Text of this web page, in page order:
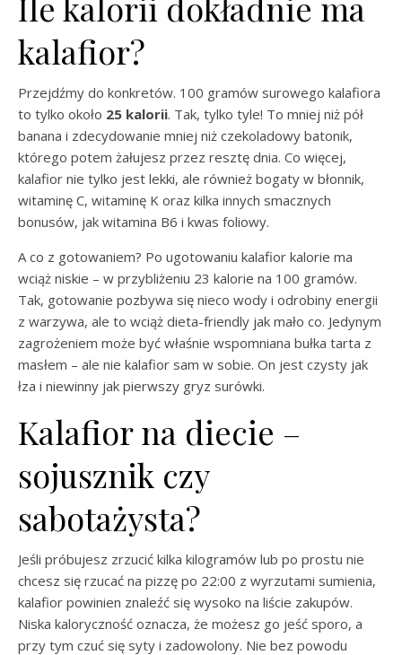
kalafior?
Przejdźmy do konkretów. 100 gramów surowego kalafiora
to tylko około 25 kalorii. Tak, tylko tyle! To mniej niż pół
banana i zdecydowanie mniej niż czekoladowy batonik,
którego potem żałujesz przez resztę dnia. Co więcej,
kalafior nie tylko jest lekki, ale również bogaty w błonnik,
witaminę C, witaminę K oraz kilka innych smacznych
bonusów, jak witamina B6 i kwas foliowy.
A co z gotowaniem? Po ugotowaniu kalafior kalorie ma
wciąż niskie – w przybliżeniu 23 kalorie na 100 gramów.
Tak, gotowanie pozbywa się nieco wody i odrobiny energii
z warzywa, ale to wciąż dieta-friendly jak mało co. Jedynym
zagrożeniem może być właśnie wspomniana bułka tarta z
masłem – ale nie kalafior sam w sobie. On jest czysty jak
łza i niewinny jak pierwszy gryz surówki.
Kalafior na diecie –
sojusznik czy
sabotażysta?
Jeśli próbujesz zrzucić kilka kilogramów lub po prostu nie
chcesz się rzucać na pizzę po 22:00 z wyrzutami sumienia,
kalafior powinien znaleźć się wysoko na liście zakupów.
Niska kaloryczność oznacza, że możesz go jeść sporo, a
przy tym czuć się syty i zadowolony. Nie bez powodu